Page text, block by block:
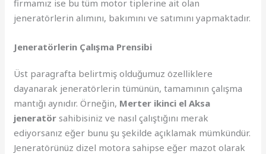
firmamız ise bu tüm motor tiplerine ait olan
jeneratörlerin alımını, bakımını ve satımını yapmaktadır.
Jeneratörlerin Çalışma Prensibi
Üst paragrafta belirtmiş olduğumuz özelliklere
dayanarak jeneratörlerin tümünün, tamamının çalışma
mantığı aynıdır. Örneğin, Merter ikinci el Aksa
jeneratör sahibisiniz ve nasıl çalıştığını merak
ediyorsanız eğer bunu şu şekilde açıklamak mümkündür.
Jeneratörünüz dizel motora sahipse eğer mazot olarak